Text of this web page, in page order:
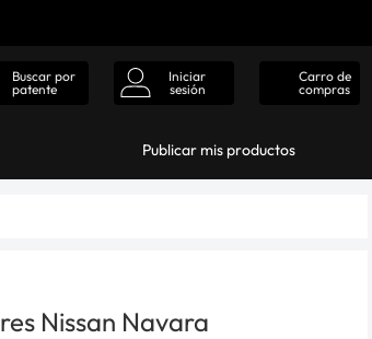
Buscar por
patente
Iniciar
sesión
Carro de
compras
Publicar mis productos
Nissan Navara